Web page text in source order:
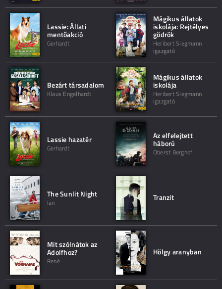
Lassie: Állati
mentőakció
Gerhardt
Mágikus állatok
iskolája: Rejtélyes
gödrök
Heribert Siegmann
igazgató
Bezárt társadalom
Klaus Engelhardt
Mágikus állatok
iskolája
Heribert Siegmann
igazgató
Lassie hazatér
Gerhardt
Az elfelejtett
háború
Oberst Berghof
The Sunlit Night
Ian
Tranzit
Mit szólnátok az
Adolfhoz?
René
Hölgy aranyban